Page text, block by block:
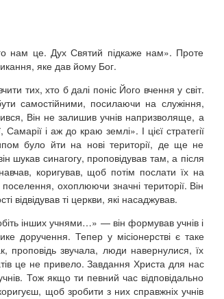
нам це. Дух Святий підкаже нам». Проте
яке дав йому Бог.
тих, хто б далі поніс Його вчення у світ.
самостійними, посилаючи на служіння,
Він не залишив учнів напризволяще, а
і аж до краю землі». І цієї стратегії
було йти на нові території, де ще не
шукав синагогу, проповідував там, а після
коригував, щоб потім послати їх на
охоплюючи значні території. Він
ті церкви, які насаджував.
інших учнями…» — він формував учнів і
доручення. Тепер у місіонерстві є таке
проповідь звучала, люди навернулися, їх
це не привело. Завдання Христа для нас
Тож якщо ти певний час відповідально
щоб зробити з них справжніх учнів